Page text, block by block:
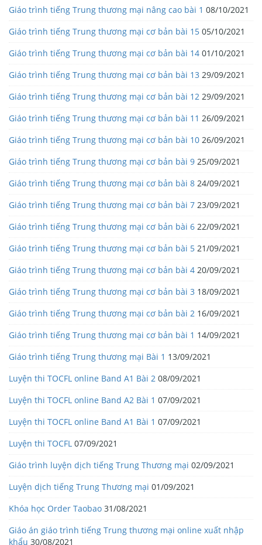
Giáo trình tiếng Trung thương mại nâng cao bài 1 08/10/2021
Giáo trình tiếng Trung thương mại cơ bản bài 15 05/10/2021
Giáo trình tiếng Trung thương mại cơ bản bài 14 01/10/2021
Giáo trình tiếng Trung thương mại cơ bản bài 13 29/09/2021
Giáo trình tiếng Trung thương mại cơ bản bài 12 29/09/2021
Giáo trình tiếng Trung thương mại cơ bản bài 11 26/09/2021
Giáo trình tiếng Trung thương mại cơ bản bài 10 26/09/2021
Giáo trình tiếng Trung thương mại cơ bản bài 9 25/09/2021
Giáo trình tiếng Trung thương mại cơ bản bài 8 24/09/2021
Giáo trình tiếng Trung thương mại cơ bản bài 7 23/09/2021
Giáo trình tiếng Trung thương mại cơ bản bài 6 22/09/2021
Giáo trình tiếng Trung thương mại cơ bản bài 5 21/09/2021
Giáo trình tiếng Trung thương mại cơ bản bài 4 20/09/2021
Giáo trình tiếng Trung thương mại cơ bản bài 3 18/09/2021
Giáo trình tiếng Trung thương mại cơ bản bài 2 16/09/2021
Giáo trình tiếng Trung thương mại cơ bản bài 1 14/09/2021
Giáo trình tiếng Trung thương mại Bài 1 13/09/2021
Luyện thi TOCFL online Band A1 Bài 2 08/09/2021
Luyện thi TOCFL online Band A2 Bài 1 07/09/2021
Luyện thi TOCFL online Band A1 Bài 1 07/09/2021
Luyện thi TOCFL 07/09/2021
Giáo trình luyện dịch tiếng Trung Thương mại 02/09/2021
Luyện dịch tiếng Trung Thương mại 01/09/2021
Khóa học Order Taobao 31/08/2021
Giáo án giáo trình tiếng Trung thương mại online xuất nhập
khẩu 30/08/2021